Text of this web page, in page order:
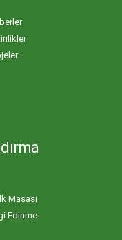
Masası
Edinme